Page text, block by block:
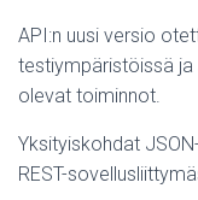
API:n uusi versio
testiympäristöissä
olevat toiminnot.
Yksityiskohdat
REST-